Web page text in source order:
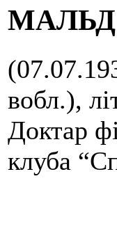
вобл.),
Доктар
клуба